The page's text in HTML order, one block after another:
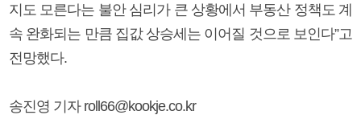
지도 모른다는 불안 심리가 큰 상황에서 부동산 정책도 계
속 완화되는 만큼 집값 상승세는 이어질 것으로 보인다”고
전망했다.
송진영 기자 roll66@kookje.co.kr